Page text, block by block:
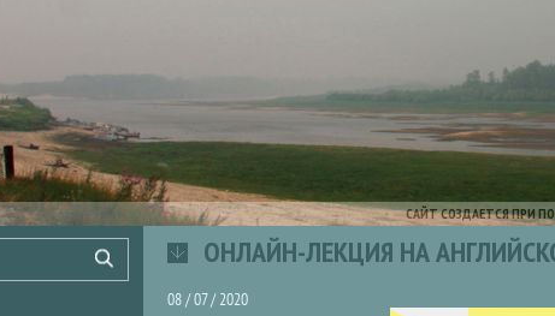
САЙТ СОЗДАЕТСЯ ПРИ
ОНЛАЙН-ЛЕКЦИЯ НА
08 / 07 / 2020
Поиск